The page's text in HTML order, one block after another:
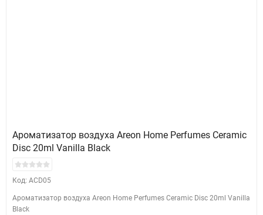
Ароматизатор воздуха Areon Home Perfumes Ceramic
Disc 20ml Vanilla Black
Код: ACD05
Ароматизатор воздуха Areon Home Perfumes Ceramic Disc 20ml Vanilla
Black